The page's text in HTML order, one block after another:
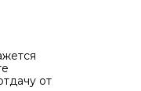
от